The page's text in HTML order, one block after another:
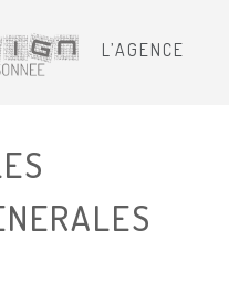
L’AGENCE